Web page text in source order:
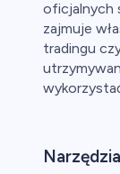
oficjalnych
zajmuje
tradingu